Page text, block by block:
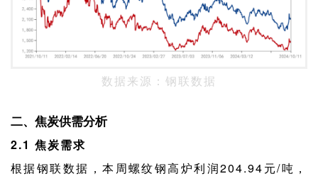
数据来源：钢联数据
二、焦炭供需分析
2.1 焦炭需求
根据钢联数据，本周螺纹钢高炉利润204.94元/吨，